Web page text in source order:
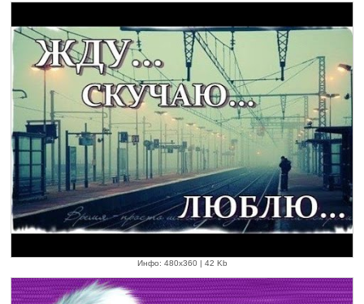
Инфо: 480х360 | 42 Kb